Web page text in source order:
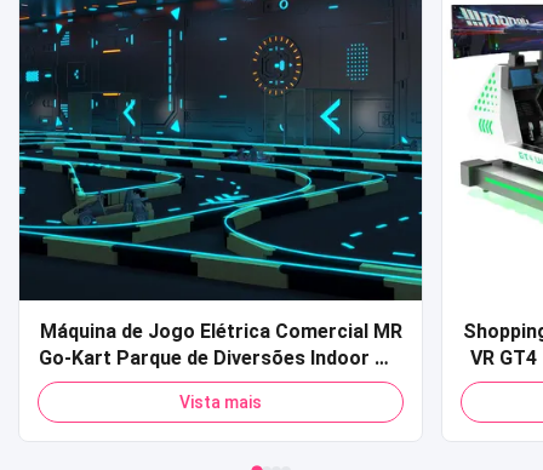
Máquina de Jogo Elétrica Comercial MR
Go-Kart Parque de Diversões Indoor MR
Go Karting Carros de Choque para
Adultos e Crianças para Venda
Vista mais
VR
de